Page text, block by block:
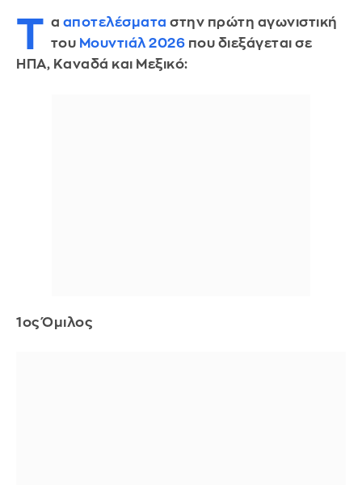
Τ α αποτελέσματα στην πρώτη αγωνιστική
του Μουντιάλ 2026 που διεξάγεται σε
ΗΠΑ, Καναδά και Μεξικό:
1ος Όμιλος